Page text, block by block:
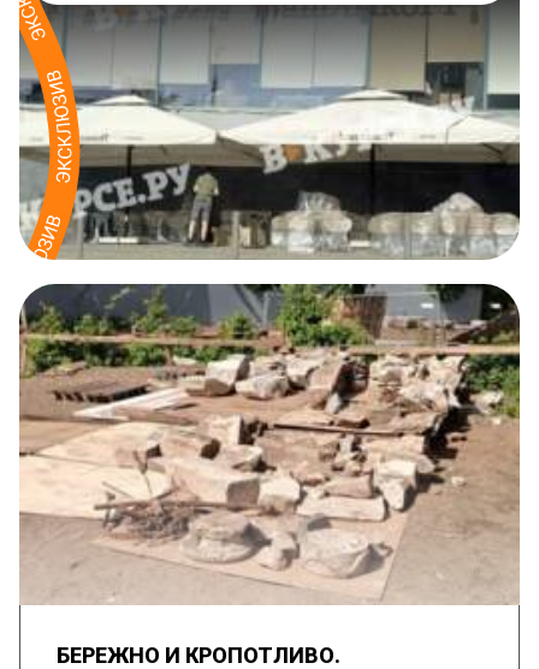
БЕРЕЖНО И КРОПОТЛИВО.